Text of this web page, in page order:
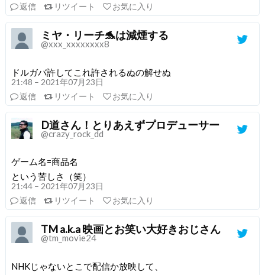
返信
リツイート お気に入り
ミヤ・リーチ🐬は減煙する
@xxx_xxxxxxxx8
ドルガバ許してこれ許されるぬの解せぬ
21:48 – 2021年07月23日
返信
リツイート お気に入り
D道さん！とりあえずプロデューサー
@crazy_rock_dd
ゲーム名=商品名
という苦しさ（笑）
21:44 – 2021年07月23日
返信
リツイート お気に入り
TM a.k.a 映画とお笑い大好きおじさん
@tm_movie24
NHKじゃないとこで配信か放映して、